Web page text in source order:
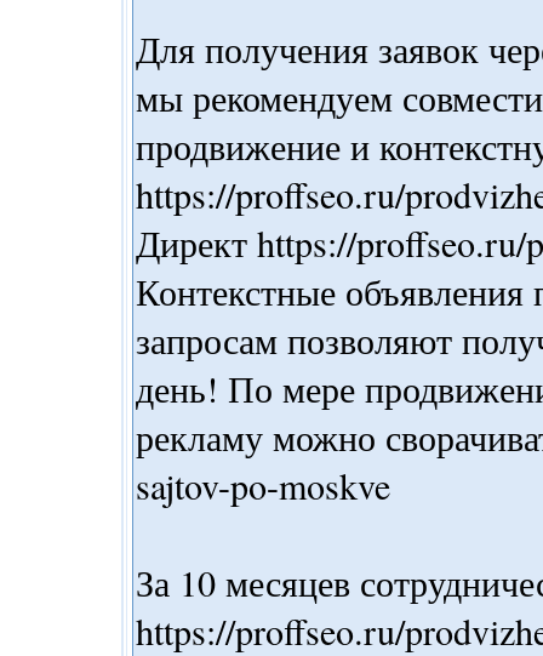
Для получения заявок
мы рекомендуем
продвижение и
https://proffseo.ru/
Директ https://proffseo.ru/
Контекстные
запросам позволяют
день! По мере
рекламу можно
sajtov-po-moskve
За 10 месяцев
https://proffseo.ru/